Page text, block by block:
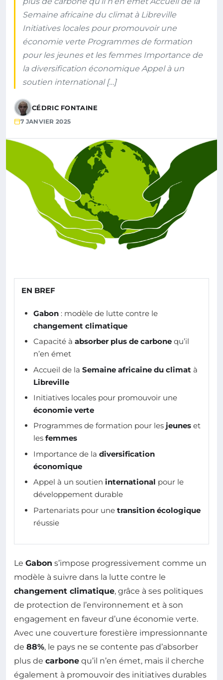
Semaine africaine du climat à Libreville
Initiatives locales pour promouvoir une
économie verte Programmes de formation
pour les jeunes et les femmes Importance de
la diversification économique Appel à un
soutien international […]
CÉDRIC FONTAINE
7 JANVIER 2025
EN BREF
Gabon : modèle de lutte contre le
changement climatique
Capacité à absorber plus de carbone qu’il
n’en émet
Accueil de la Semaine africaine du climat à
Libreville
Initiatives locales pour promouvoir une
économie verte
Programmes de formation pour les jeunes et
les femmes
Importance de la diversification
économique
Appel à un soutien international pour le
développement durable
Partenariats pour une transition écologique
réussie
Le Gabon s’impose progressivement comme un
modèle à suivre dans la lutte contre le
changement climatique, grâce à ses politiques
de protection de l’environnement et à son
engagement en faveur d’une économie verte.
Avec une couverture forestière impressionnante
de 88%, le pays ne se contente pas d’absorber
plus de carbone qu’il n’en émet, mais il cherche
également à promouvoir des initiatives durables